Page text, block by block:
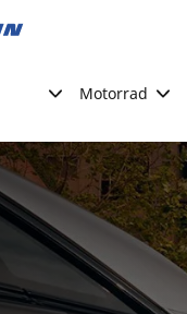
Motorrad